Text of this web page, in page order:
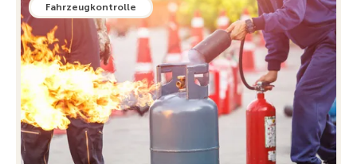
Fahrzeugkontrolle